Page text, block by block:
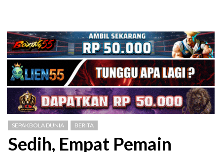
SEPAKBOLA DUNIA BERITA
Sedih, Empat Pemain